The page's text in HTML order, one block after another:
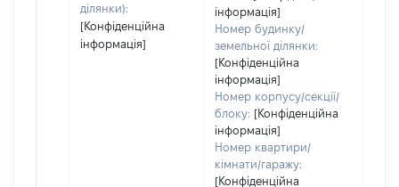
ділянки):
[Конфіденційна
інформація]
інформація]
Номер будинку/
земельної ділянки:
[Конфіденційна
інформація]
Номер корпусу/секції/
блоку: [Конфіденційна
інформація]
Номер квартири/
кімнати/гаражу:
[Конфіденційна